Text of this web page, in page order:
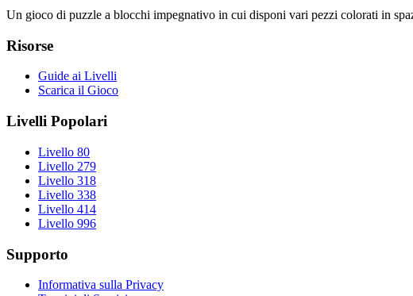
Un gioco di puzzle a blocchi impegnativo in cui disponi vari pezzi colorati in
Risorse
Guide ai Livelli
Scarica il Gioco
Livelli Popolari
Livello 80
Livello 279
Livello 318
Livello 338
Livello 414
Livello 996
Supporto
Informativa sulla Privacy